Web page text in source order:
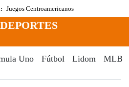
Juegos Centroamericanos
DEPORTES
Uno Fútbol Lidom MLB